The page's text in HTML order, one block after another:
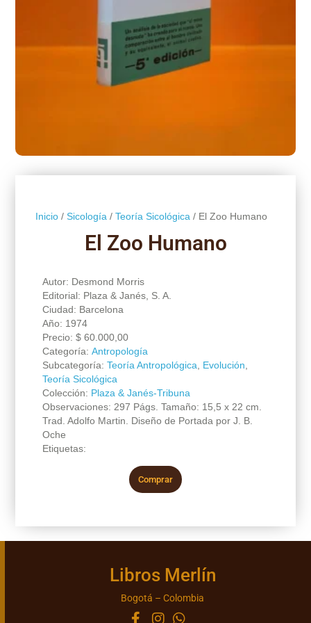
Inicio/ Sicología / Teoría Sicológica / El Zoo Humano
El Zoo Humano
Autor: Desmond Morris
Editorial: Plaza & Janés, S. A.
Ciudad: Barcelona
Año: 1974
Precio: $60.000,00
Categoría: Antropología
Subcategoría: Teoría Antropológica Evolución
Teoría Sicológica
Colección: Plaza & Janés-Tribuna
Observaciones: 297 Págs. Tamaño: 15,5 x 22 cm.
Trad. Adolfo Martin. Diseño de Portada por J. B.
Oche
Etiquetas:
Comprar
Libros Merlín
Bogotá – Colombia